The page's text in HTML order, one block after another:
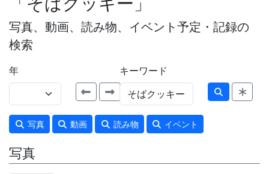
写真、動画、読み物、イベント予定・記録の
検索
年 キーワード
写真 動画 読み物 イベント
写真